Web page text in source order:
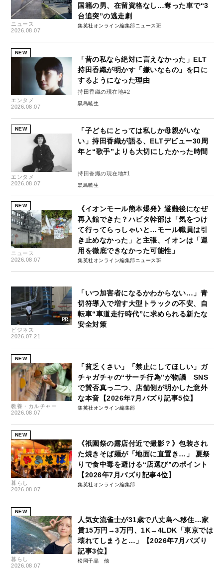
ニュース
2026.08.07
国籍の男、在留資格なし…奪った車で“3
台追突”の逃走劇
集英社オンライン編集部ニュース班
NEW
エンタメ
2026.08.07
「昔の私なら絶対に言えなかった」ELT
持田香織が明かす「嫌いなもの」を口に
するようになった理由
持田香織の現在地#2
黒島暁生
NEW
エンタメ
2026.08.07
「子どもにとっては私しか母親がいな
い」持田香織が語る、ELTデビュー30周
年と“歌手”よりも大切にしたかった時間
持田香織の現在地#1
黒島暁生
NEW
ニュース
2026.08.07
《イオンモール熊本爆発》避難後になぜ
再入館できた？ハビタ幹部は「気をつけ
て行ってらっしゃいと…モール職員は引
き止めなかった」と主張、イオンは「運
用を徹底できなかった可能性」
集英社オンライン編集部ニュース班
ビジネス
2026.07.21
「いつ加害者になるかわからない…」青
切符導入で増す大型トラックの不安、自
転車“車道走行時代”に求められる新たな
安全対策
NEW
教養・カルチャー
2026.08.07
「貧乏くさい」「禁止にしてほしい」ガ
チャガチャの“サーチ行為”が物議 SNS
で賛否真っ二つ、店舗側が明かした意外
な本音【2026年7月バズり記事5位】
集英社オンライン編集部
NEW
暮らし
2026.08.07
《祇園祭の露店付近で撮影？》包装され
た焼きそば麺が「地面に直置き…」 夏祭
りで食中毒を避ける“店選び”のポイント
【2026年7月バズり記事4位】
集英社オンライン編集部
NEW
暮らし
2026.08.07
人気女流雀士が31歳で八丈島へ移住…家
賃15万円→3万円、1K→4LDK「東京では
壊れてしまうと…」【2026年7月バズり
記事3位】
松岡千晶